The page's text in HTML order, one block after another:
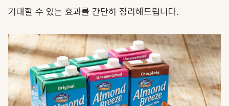
기대할 수 있는 효과를 간단히 정리해드립니다.